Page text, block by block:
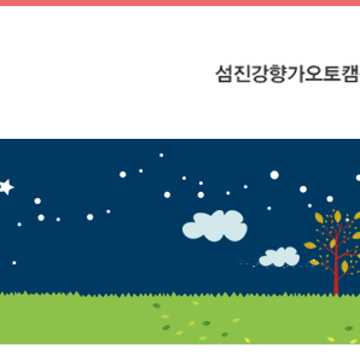
묻고 답하기
친절한 상담과 안내